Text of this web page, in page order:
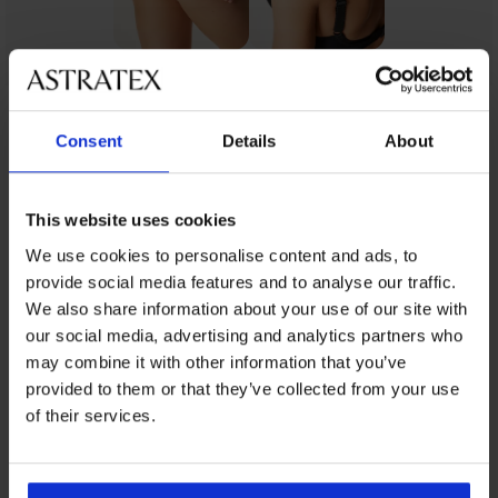
Consent Details About
This website uses cookies
We use cookies to personalise content and ads, to
provide social media features and to analyse our traffic.
We also share information about your use of our site with
our social media, advertising and analytics partners who
may combine it with other information that you’ve
provided to them or that they’ve collected from your use
of their services.
-30%
4,8
Biustonosz
nieusztywniany
I
149,79
4,9
BESTSELLER
Biustonosz
nieusztywniany
Jeanne
-20 % BRA20
4,9
Biustonosz
nieusztywniany
Michelle
zł
166,39
-20 % BRA20
Bawełniany
biustonosz
Anastasia
nieusztywniany
151,99
-20 % BRA20
Biustonosz
nieusztywniany
Honey
Simplex
BESTSELLER
Biustonosz
Triumph
Essential
4,9
BESTSELLER
Biustonosz
Triumph
True
Sensation
250,99
Z tej samej kolekcji